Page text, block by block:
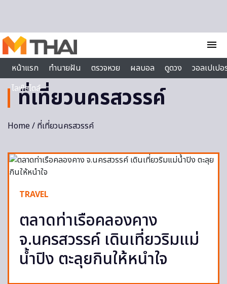
menu
หน้าแรก
ทำนายฝัน ตรวจหวย ผลบอล ดูดวง
วอลเปเป
ไลฟ์สไตล์
ที่เที่ยวนครสวรรค์
Home/ ที่เที่ยวนครสวรรค์
TRAVEL
ตลาดท่าเรือคลองคาง
จ.นครสวรรค์ เดินเที่ยวริมแม่
น้ำปิง ตะลุยกินให้หนำใจ